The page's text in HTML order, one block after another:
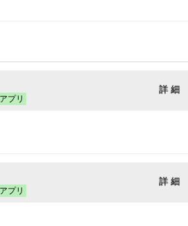
プリ
詳 細
プリ
詳 細